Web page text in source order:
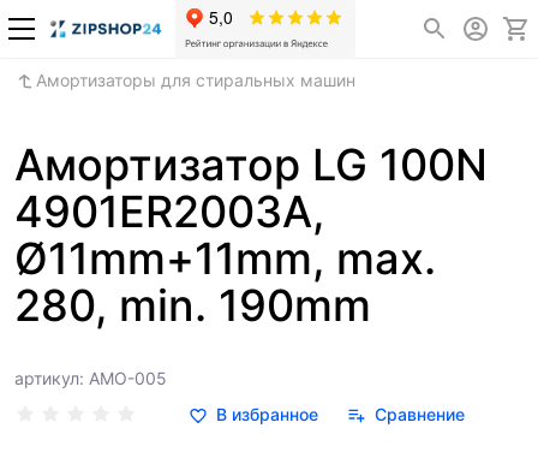
Амортизаторы для стиральных машин
Амортизатор LG 100N
4901ER2003A,
Ø11mm+11mm, max.
280, min. 190mm
артикул: АМО-005
В избранное
Сравнение